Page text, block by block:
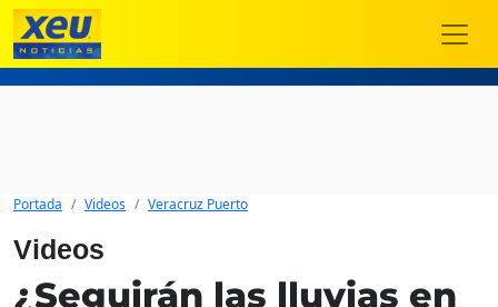
Portada Videos Veracruz Puerto
Videos
¿Seguirán las lluvias en